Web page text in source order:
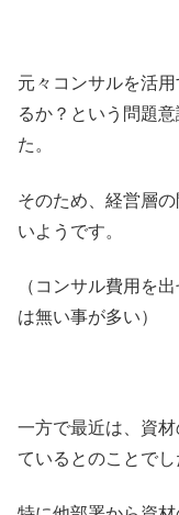
元々コンサルを活
るか？という問題
た。
そのため、経営層
いようです。
（コンサル費用を
は無い事が多い）
一方で最近は、資
ているとのことでし